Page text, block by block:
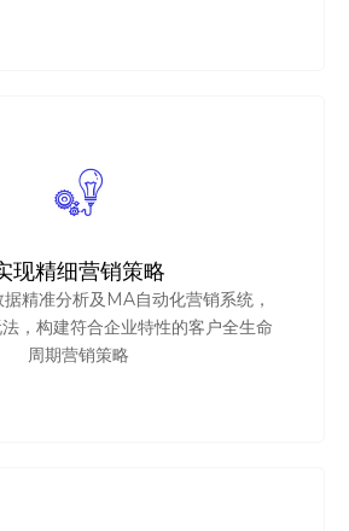
现精细营销策略
精准分析及MA自动化营销系统，
，构建符合企业特性的客户全生命
周期营销策略